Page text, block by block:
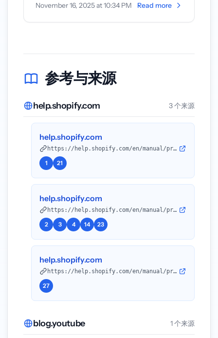
创作者报告称，仪表板内出现横幅，指示
他们需在 202...
November 16, 2025 at 10:34 PM Read more
参考与来源
help.shopify.com 3 个来源
help.shopify.com
https://help.shopify.com/en/manual/promoting-marketing/collabs/creators/app?utm_source=openai
1 21
help.shopify.com
https://help.shopify.com/en/manual/promoting-marketing/collabs/merchants/migrating-creators?utm_source=openai
2 3 4 14 23
help.shopify.com
https://help.shopify.com/en/manual/promoting-marketing/collabs/creators?utm_source=openai
27
blog.youtube 1 个来源